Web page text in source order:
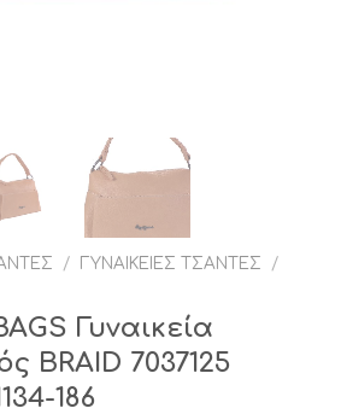
/ ΓΥΝΑΙΚΕΊΕΣ ΤΣΆΝΤΕΣ
/
Γυναικεία
BRAID 7037125
186